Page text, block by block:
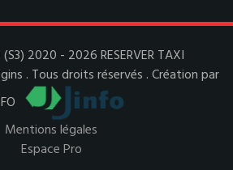
2020 - 2026 RESERVER TAXI
. Tous droits réservés . Création par
Mentions légales
Espace Pro